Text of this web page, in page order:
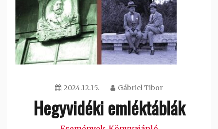
2024.12.15. Gábriel Tibor
Hegyvidéki emléktáblák